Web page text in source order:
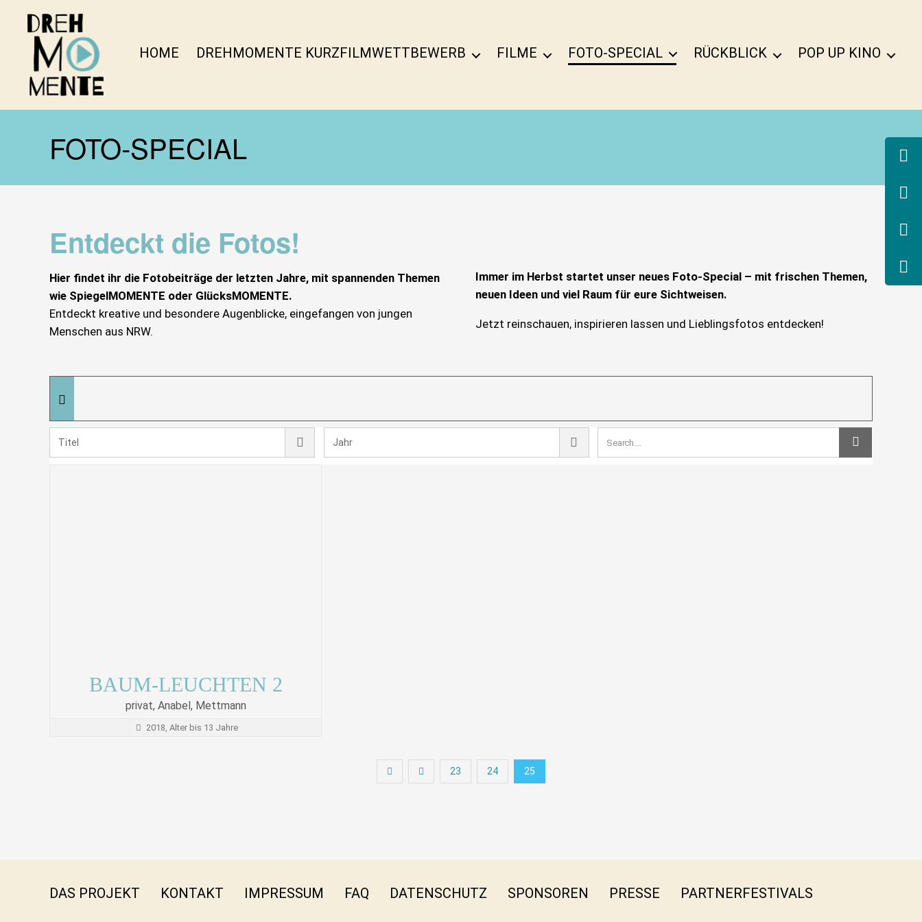
HOME DREHMOMENTE KURZFILMWETTBEWERB FILME FOTO-SPECIAL RÜCKBLICK POP UP KINO
FOTO-SPECIAL
Entdeckt die Fotos!
Hier findet ihr die Fotobeiträge der letzten Jahre, mit spannenden Themen
wie SpiegelMOMENTE oder GlücksMOMENTE.
Entdeckt kreative und besondere Augenblicke, eingefangen von jungen
Menschen aus NRW.
Immer im Herbst startet unser neues Foto-Special – mit frischen Themen,
neuen Ideen und viel Raum für eure Sichtweisen.
Jetzt reinschauen, inspirieren lassen und Lieblingsfotos entdecken!
BAUM-LEUCHTEN 2
privat, Anabel, Mettmann
2018, Alter bis 13 Jahre
23 24 25
DAS PROJEKT KONTAKT IMPRESSUM FAQ DATENSCHUTZ SPONSOREN PRESSE PARTNERFESTIVALS